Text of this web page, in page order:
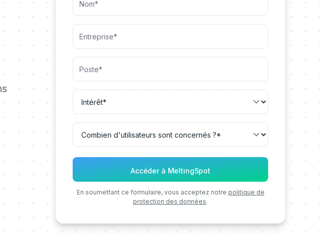
En soumettant ce formulaire, vous acceptez notre politique de
protection des données.